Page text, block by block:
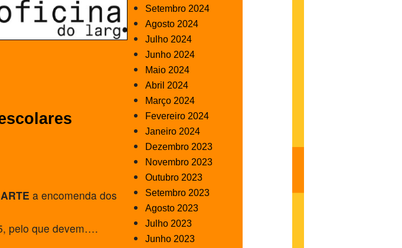
a encomenda dos
pelo que devem….
Setembro 2024
Agosto 2024
Julho 2024
Junho 2024
Maio 2024
Abril 2024
Março 2024
Fevereiro 2024
Janeiro 2024
Dezembro 2023
Novembro 2023
Outubro 2023
Setembro 2023
Agosto 2023
Julho 2023
Junho 2023